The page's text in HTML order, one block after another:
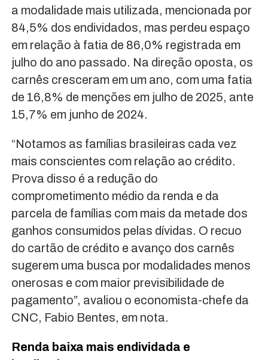
a modalidade mais utilizada, mencionada por
84,5% dos endividados, mas perdeu espaço
em relação à fatia de 86,0% registrada em
julho do ano passado. Na direção oposta, os
carnês cresceram em um ano, com uma fatia
de 16,8% de menções em julho de 2025, ante
15,7% em junho de 2024.
“Notamos as famílias brasileiras cada vez
mais conscientes com relação ao crédito.
Prova disso é a redução do
comprometimento médio da renda e da
parcela de famílias com mais da metade dos
ganhos consumidos pelas dívidas. O recuo
do cartão de crédito e avanço dos carnês
sugerem uma busca por modalidades menos
onerosas e com maior previsibilidade de
pagamento”, avaliou o economista-chefe da
CNC, Fabio Bentes, em nota.
Renda baixa mais endividada e